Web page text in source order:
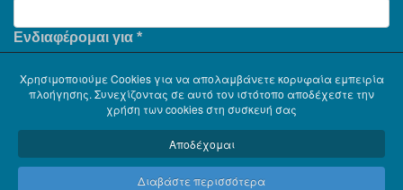
Ενδιαφέρομαι για *
Χρησιμοποιούμε Cookies για να απολαμβάνετε κορυφαία εμπειρία
πλοήγησης. Συνεχίζοντας σε αυτό τον ιστότοπο αποδέχεστε την
χρήση των cookies στη συσκευή σας
Αποδέχομαι
Διαβάστε περισσότερα